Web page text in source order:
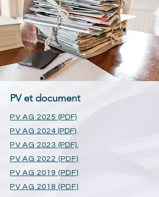
PV et document
PV AG 2025 (PDF)
PV AG 2024 (PDF).
PV AG 2023 (PDF).
PV AG 2022 (PDF)
PV AG 2019 (PDF)
PV AG 2018 (PDF)